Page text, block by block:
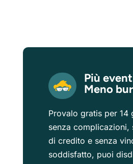
Più
Meno
Provalo gratis per 14
senza complicazioni,
di credito e senza
soddisfatto, puoi